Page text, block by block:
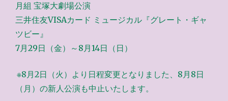
月組 宝塚大劇場公演
三井住友VISAカード ミュージカル『グレート・ギャ
ツビー』
7月29日（金）～8月14日（日）
※8月2日（火）より日程変更となりました、8月8日
（月）の新人公演も中止いたします。